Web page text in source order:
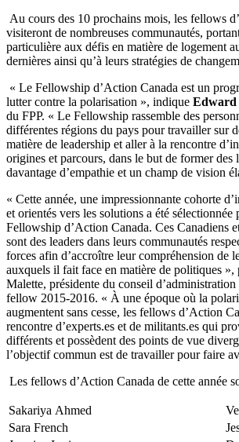
Au cours des 10 prochains mois, les fellows
visiteront de nombreuses communautés,
particulière aux défis en matière de logement
dernières ainsi qu’à leurs stratégies de
« Le Fellowship d’Action Canada est un
lutter contre la polarisation », indique Edward
du FPP. « Le Fellowship rassemble des
différentes régions du pays pour travailler sur
matière de leadership et aller à la rencontre
origines et parcours, dans le but de former des
davantage d’empathie et un champ de vision
« Cette année, une impressionnante cohorte
et orientés vers les solutions a été
Fellowship d’Action Canada. Ces Canadiens
sont des leaders dans leurs communautés
forces afin d’accroître leur compréhension de
auxquels il fait face en matière de politiques »,
Malette, présidente du conseil
fellow 2015-2016. « À une époque où la
augmentent sans cesse, les fellows d’Action
rencontre d’experts.es et de militants.es qui
différents et possèdent des points de vue
l’objectif commun est de travailler pour faire
Les fellows d’Action Canada de cette année
Sakariya Ahmed
Sara French